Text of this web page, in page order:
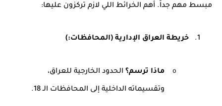
مبسط مهم جداً. أهم الخرائط اللي لازم تركزون عليها:
1. خريطة العراق الإدارية (المحافظات(:
o ماذا ترسم؟ الحدود الخارجية للعراق،
وتقسيماته الداخلية إلى المحافظات الـ 18 .